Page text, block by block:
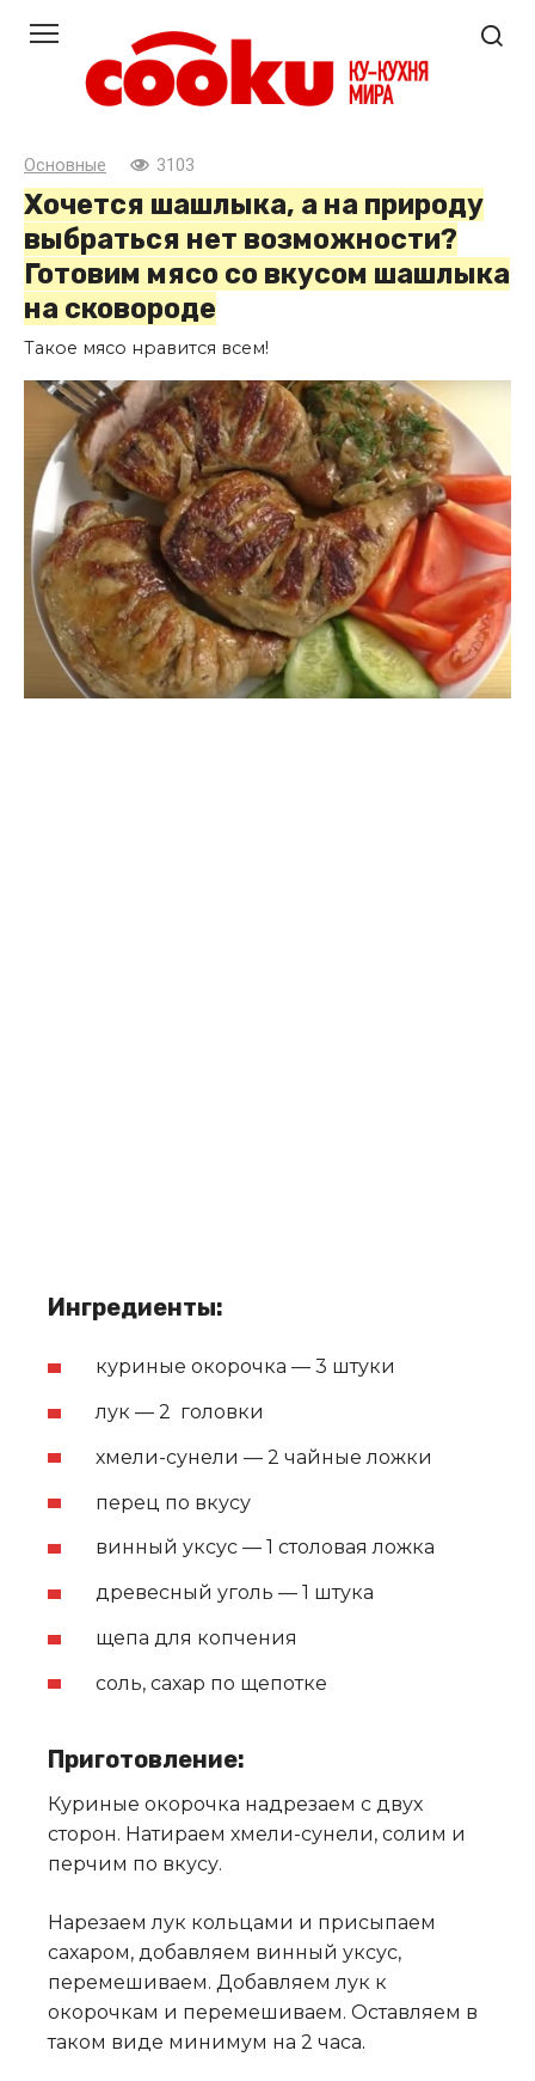
контенту
Основные 3103
Хочется шашлыка, а на природу
выбраться нет возможности?
Готовим мясо со вкусом шашлыка
на сковороде
Такое мясо нравится всем!
Ингредиенты:
куриные окорочка — 3 штуки
лук — 2 головки
хмели-сунели — 2 чайные ложки
перец по вкусу
винный уксус — 1 столовая ложка
древесный уголь — 1 штука
щепа для копчения
соль, сахар по щепотке
Приготовление:
Куриные окорочка надрезаем с двух
сторон. Натираем хмели-сунели, солим и
перчим по вкусу.
Нарезаем лук кольцами и присыпаем
сахаром, добавляем винный уксус,
перемешиваем. Добавляем лук к
окорочкам и перемешиваем. Оставляем в
таком виде минимум на 2 часа.